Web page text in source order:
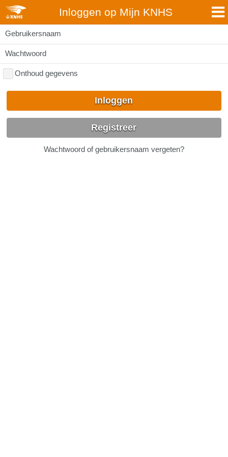
Inloggen op Mijn KNHS
Gebruikersnaam
Wachtwoord
Onthoud gegevens
Inloggen
Registreer
Wachtwoord of gebruikersnaam vergeten?